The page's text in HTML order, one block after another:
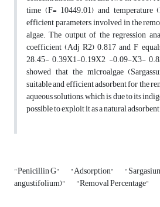
time (F= 10449.01) and
efficient parameters involved in the
algae. The output of the regression
coefficient (Adj R2) 0.817 and F
28.45- 0.39X1-0.19X2 -0.09-X3-
showed that the microalgae
suitable and efficient adsorbent for the
aqueous solutions, which is due to its
possible to exploit it as a natural
"Penicillin G" "Adsorption"
angustifolium)" "Removal Percentage"